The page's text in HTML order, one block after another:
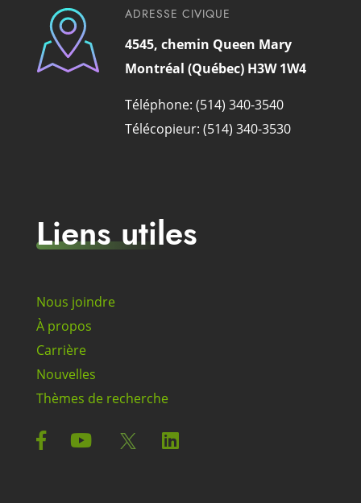
ADRESSE CIVIQUE
4545, chemin Queen Mary
Montréal (Québec) H3W 1W4
Téléphone: (514) 340-3540
Télécopieur: (514) 340-3530
Liens utiles
Nous joindre
À propos
Carrière
Nouvelles
Thèmes de recherche